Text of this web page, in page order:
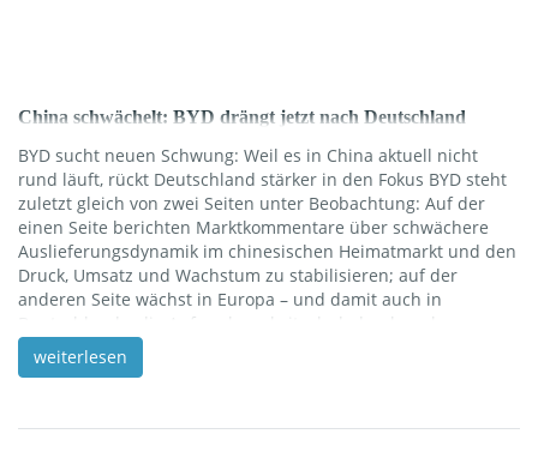
China schwächelt: BYD drängt jetzt nach Deutschland
BYD sucht neuen Schwung: Weil es in China aktuell nicht
rund läuft, rückt Deutschland stärker in den Fokus BYD steht
zuletzt gleich von zwei Seiten unter Beobachtung: Auf der
einen Seite berichten Marktkommentare über schwächere
Auslieferungsdynamik im chinesischen Heimatmarkt und den
Druck, Umsatz und Wachstum zu stabilisieren; auf der
anderen Seite wächst in Europa – und damit auch in
Deutschland – die Aufmerksamkeit, ob dadurch mehr
Fahrzeuge offensiver hierher geschoben werden. Das lässt
sich neutral so einordnen: Wenn ein Hersteller in einem
weiterlesen